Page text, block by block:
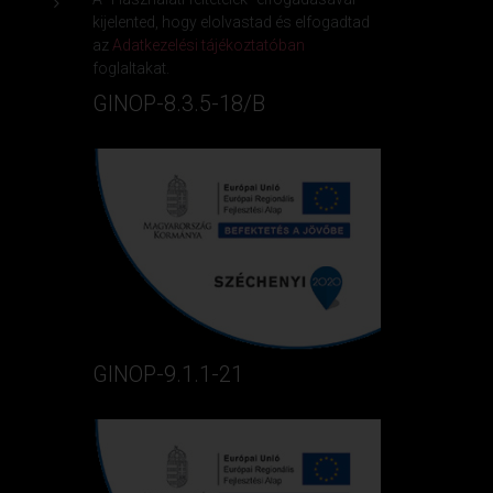
kijelented, hogy elolvastad és elfogadtad
az Adatkezelési tájékoztatóban
foglaltakat.
GINOP-8.3.5-18/B
GINOP-9.1.1-21